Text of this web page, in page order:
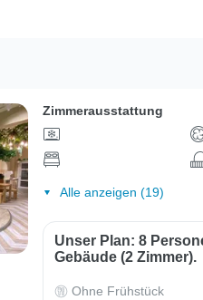
Zimmerausstattung
Alle anzeigen (19)
Unser Plan: 8
Gebäude (2 Zimmer).
Ohne Frühstück